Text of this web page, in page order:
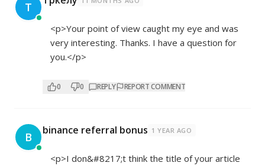
Т
<p>Your point of view caught my eye and was
very interesting. Thanks. I have a question for
you.</p>
0 0 REPLY REPORT COMMENT
B binance referral bonus 1 YEAR AGO
<p>I don&#8217;t think the title of your article